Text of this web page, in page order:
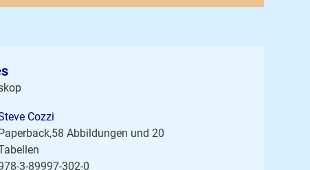
Cozzi
Abbildungen und 20
3-89997-302-0